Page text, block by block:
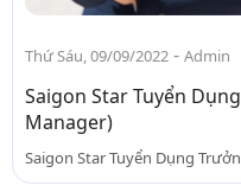
Thứ Sáu, 09/09/2022 - Admin
Saigon Star Tuyển
Manager)
Saigon Star Tuyển Dụng